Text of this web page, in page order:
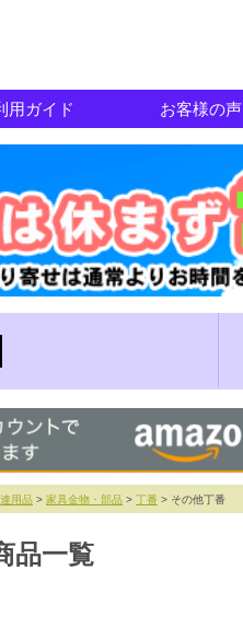
用ガイド お客様の声
用品 > 家具金物・部品 > 丁番 > その他丁番
品一覧